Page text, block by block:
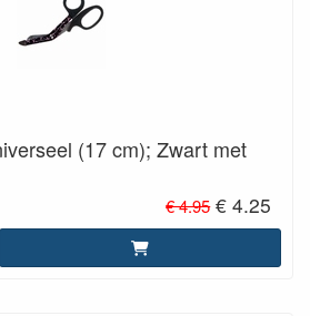
(17 cm); Zwart met
€ 4.95 € 4.25